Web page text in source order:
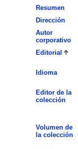
Resumen
Dirección
Autor
corporativo
Editorial
Idioma
Editor de la
colección
Volumen de
la colección